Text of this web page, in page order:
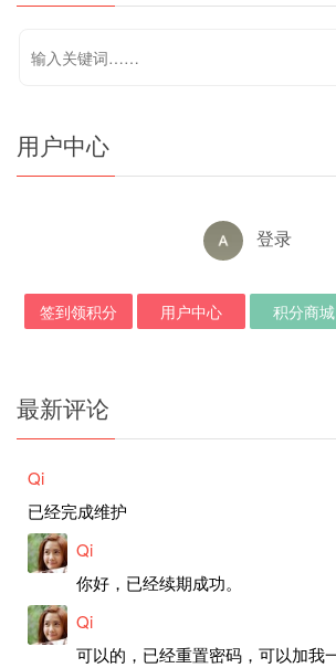
用户中心
登录
签到领积分 用户中心 积分商城
最新评论
Qi
已经完成维护
Qi
你好，已经续期成功。
Qi